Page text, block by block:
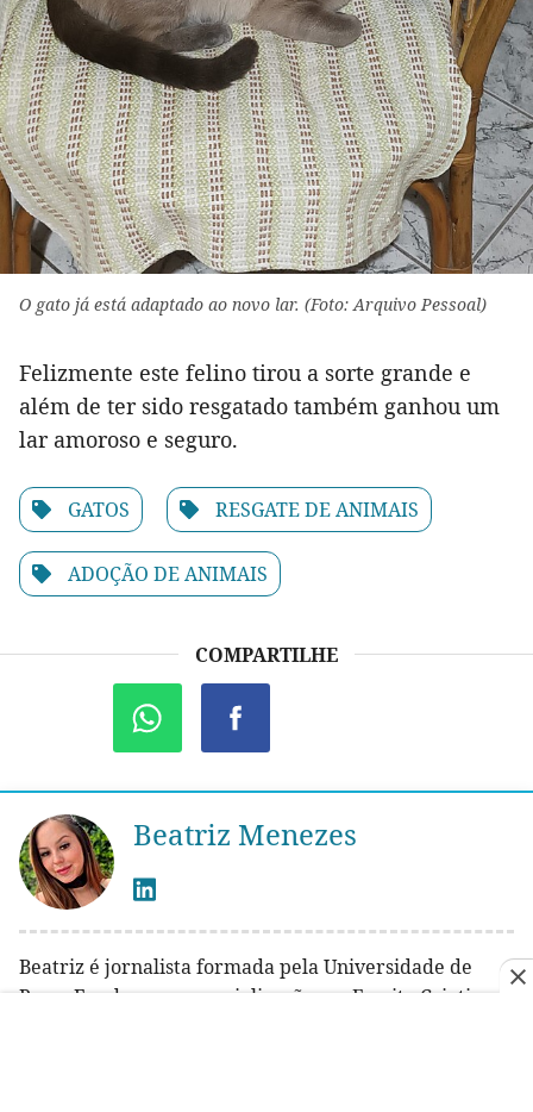
O gato já está adaptado ao novo lar. (Foto: Arquivo Pessoal)
Felizmente este felino tirou a sorte grande e
além de ter sido resgatado também ganhou um
lar amoroso e seguro.
GATOS RESGATE DE ANIMAIS
ADOÇÃO DE ANIMAIS
COMPARTILHE
Beatriz Menezes
Beatriz é jornalista formada pela Universidade de
Passo Fundo, com especialização em Escrita Criativa e